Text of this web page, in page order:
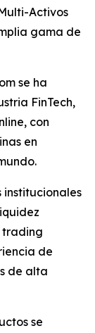
Activos
gama de
se ha
FinTech,
con
en
institucionales
trading
de
de alta
se